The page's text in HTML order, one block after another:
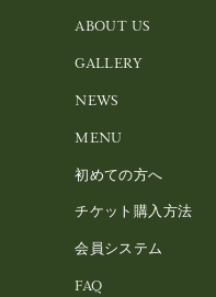
ABOUT US
GALLERY
NEWS
MENU
初めての方へ
チケット購入方法
会員システム
FAQ